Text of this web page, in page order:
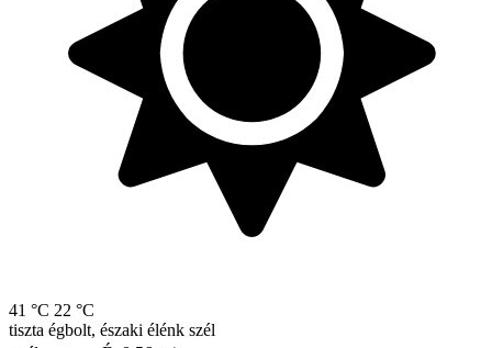
41 °C 22 °C
tiszta égbolt, északi élénk szél